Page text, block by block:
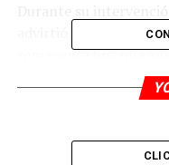
advirtió que el
representa hoy una
porque involucra las
mucho que ver con la
“Hoy en casi la